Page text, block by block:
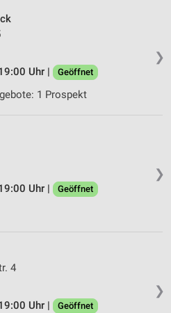
❯
Uhr |
Geöffnet
1 Prospekt
❯
Uhr |
Geöffnet
❯
4
Uhr |
Geöffnet